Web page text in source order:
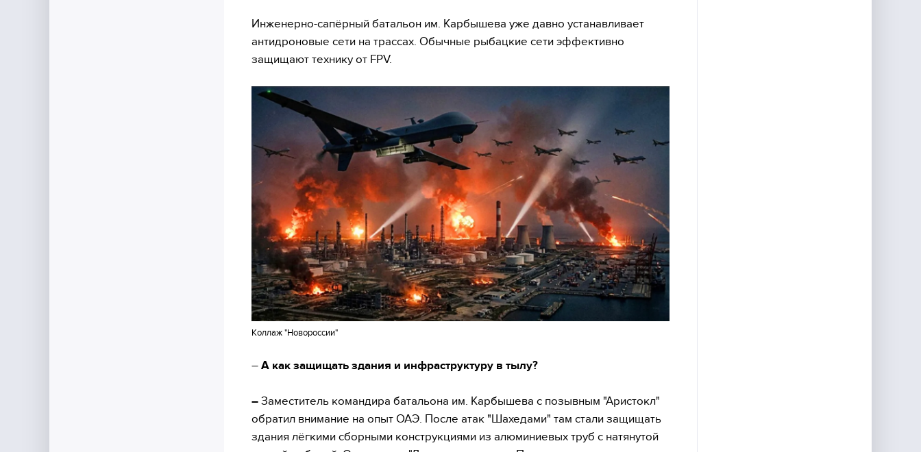
Инженерно-сапёрный батальон им. Карбышева уже давно устанавливает
антидроновые сети на трассах. Обычные рыбацкие сети эффективно
защищают технику от FPV.
Коллаж "Новороссии"
– А как защищать здания и инфраструктуру в тылу?
– Заместитель командира батальона им. Карбышева с позывным "Аристокл"
обратил внимание на опыт ОАЭ. После атак "Шахедами" там стали защищать
здания лёгкими сборными конструкциями из алюминиевых труб с натянутой